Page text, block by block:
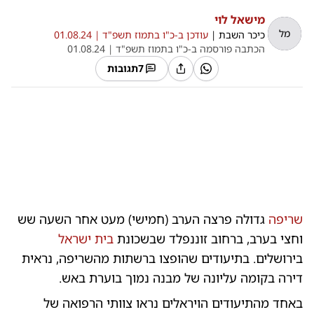
מל
מישאל לוי
כיכר השבת | עודכן ב-כ"ו בתמוז תשפ"ד | 01.08.24
הכתבה פורסמה ב-כ"ו בתמוז תשפ"ד | 01.08.24
7תגובות
שריפה גדולה פרצה הערב (חמישי) מעט אחר השעה שש
וחצי בערב, ברחוב זוננפלד שבשכונת בית ישראל
בירושלים. בתיעודים שהופצו ברשתות מהשריפה, נראית
דירה בקומה עליונה של מבנה נמוך בוערת באש.
באחד מהתיעודים הויראלים נראו צוותי הרפואה של